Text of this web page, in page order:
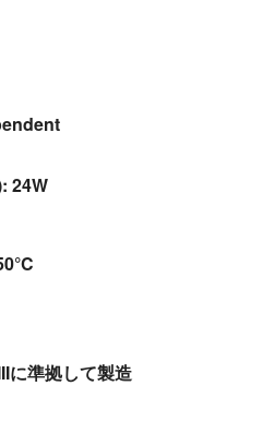
24W
に準拠して製造